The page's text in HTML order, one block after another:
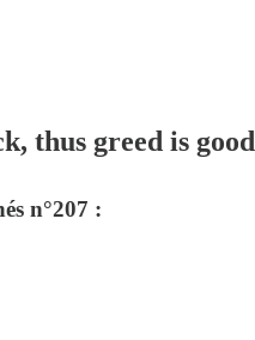
thus greed is good
n°207 :